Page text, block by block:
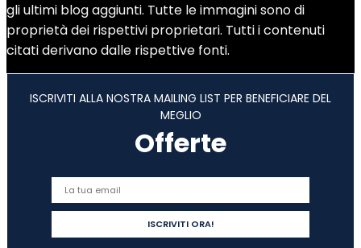
gli ultimi blog aggiunti. Tutte le immagini sono di
proprietà dei rispettivi proprietari. Tutti i contenuti
citati derivano dalle rispettive fonti.
ISCRIVITI ALLA NOSTRA MAILING LIST PER BENEFICIARE DEL
MEGLIO
Offerte